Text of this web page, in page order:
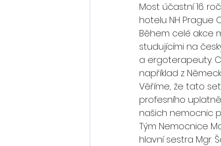
Most účastní 16.
hotelu NH Prague
Během celé akce
studujícími na
a ergoterapeuty.
například z
Věříme, že tato
profesního
našich nemocnic
Tým Nemocnice
hlavní sestra Mgr.